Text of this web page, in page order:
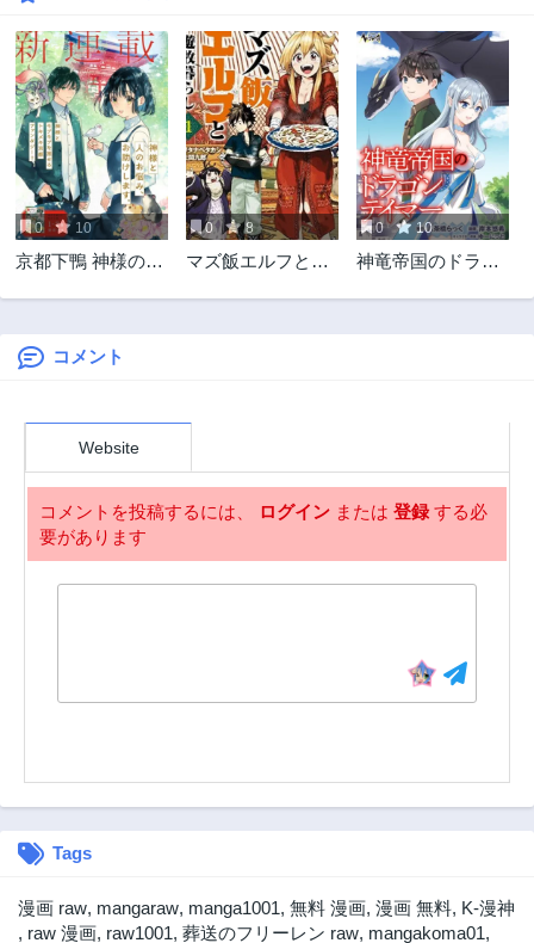
第18話
1年前
第17話
1年前
第16話
1年前
第15話
1年前
第14話
1年前
第13話
2年前
第12話
2年前
第11話
2年前
第10話 第9話
第8話
第6話
第4話
3年前
第3.2話
3年前
第3.1話
0 10
京都下鴨 神様のい
0 8
マズ飯エルフと遊
0 10
神竜帝国のドラゴ
コメント
Website
コメントを投稿するには、 ログイン または 登録する必
要があります
Tags
漫画 raw, mangaraw, manga1001, 無料 漫画, 漫画 無料, K-漫神
, raw 漫画, raw1001, 葬送のフリーレン raw, mangakoma01,